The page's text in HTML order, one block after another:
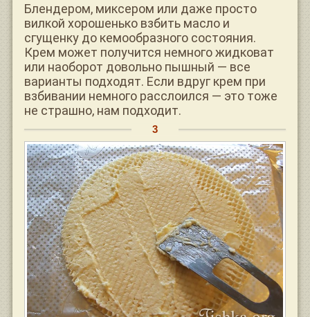
Блендером, миксером или даже просто
вилкой хорошенько взбить масло и
сгущенку до кемообразного состояния.
Крем может получится немного жидковат
или наоборот довольно пышный — все
варианты подходят. Если вдруг крем при
взбивании немного расслоился — это тоже
не страшно, нам подходит.